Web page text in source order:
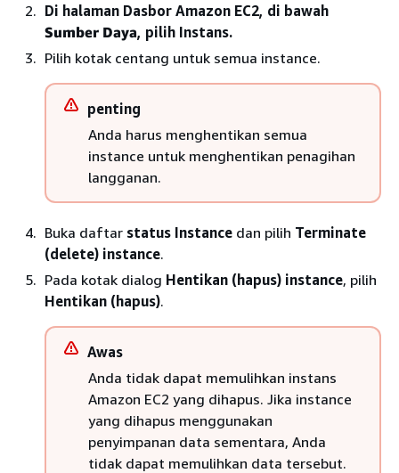
Di halaman Dasbor Amazon EC2, di bawah
Sumber Daya, pilih Instans.
Pilih kotak centang untuk semua instance.
penting
Anda harus menghentikan semua
instance untuk menghentikan penagihan
langganan.
Buka daftar status Instance dan pilih Terminate
(delete) instance.
Pada kotak dialog Hentikan (hapus) instance, pilih
Hentikan (hapus).
Awas
Anda tidak dapat memulihkan instans
Amazon EC2 yang dihapus. Jika instance
yang dihapus menggunakan
penyimpanan data sementara, Anda
tidak dapat memulihkan data tersebut.